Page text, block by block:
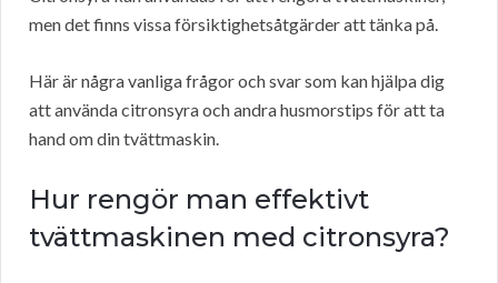
men det finns vissa försiktighetsåtgärder att tänka på.
Här är några vanliga frågor och svar som kan hjälpa dig
att använda citronsyra och andra husmorstips för att ta
hand om din tvättmaskin.
Hur rengör man effektivt
tvättmaskinen med citronsyra?